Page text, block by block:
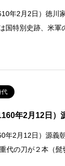
年2月2日）徳川
国特別史跡、米軍
代
年2月12日）
年2月12日）源義
代の刀が２本（髭